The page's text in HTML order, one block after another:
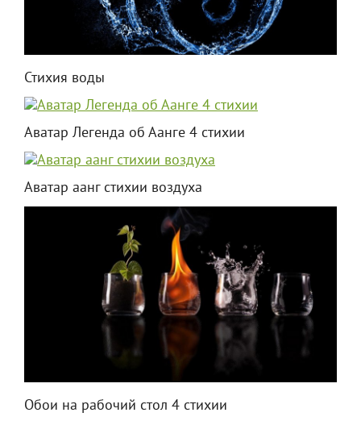
Стихия воды
Аватар Легенда об Аанге 4 стихии
Аватар аанг стихии воздуха
Обои на рабочий стол 4 стихии